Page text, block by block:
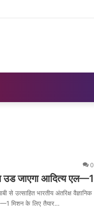
0
जाएगा आदित्य एल—1
से उत्साहित भारतीय अंतरिक्ष वैज्ञानिक
मिशन के लिए तैयार…